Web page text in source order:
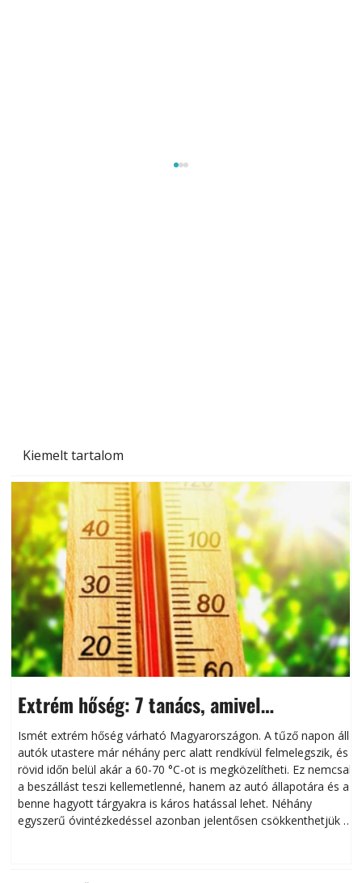
Kiemelt tartalom
Extrém hőség: 7 tanács, amivel
megóvhatjuk autónkat a nyári károktól
Ismét extrém hőség várható Magyarországon. A tűző napon álló
autók utastere már néhány perc alatt rendkívül felmelegszik, és
rövid időn belül akár a 60-70 °C-ot is megközelítheti. Ez nemcsak
a beszállást teszi kellemetlenné, hanem az autó állapotára és a
benne hagyott tárgyakra is káros hatással lehet. Néhány
egyszerű óvintézkedéssel azonban jelentősen csökkenthetjük a